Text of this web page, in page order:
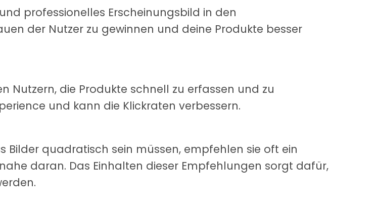
professionelles Erscheinungsbild in den
der Nutzer zu gewinnen und deine Produkte besser
Nutzern, die Produkte schnell zu erfassen und zu
und kann die Klickraten verbessern.
quadratisch sein müssen, empfehlen sie oft ein
daran. Das Einhalten dieser Empfehlungen sorgt dafür,